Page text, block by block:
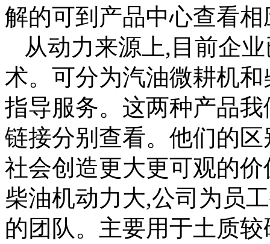
解的可到产品中心查看
从动力来源上,目前企
术。可分为汽油微耕机
指导服务。这两种产品
链接分别查看。他们的
社会创造更大更可观的
柴油机动力大,公司为员
的团队。主要用于土质